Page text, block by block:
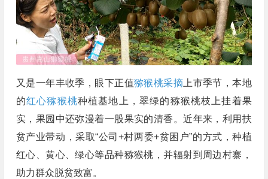
又是一年丰收季，眼下正值猕猴桃采摘上市季节，本地
的红心猕猴桃种植基地上，翠绿的猕猴桃枝上挂着果
实，果园中还弥漫着一股果实的清香。近年来，利用扶
贫产业带动，采取“公司+村两委+贫困户”的方式，种植
红心、黄心、绿心等品种猕猴桃，并辐射到周边村寨，
助力群众脱贫致富。